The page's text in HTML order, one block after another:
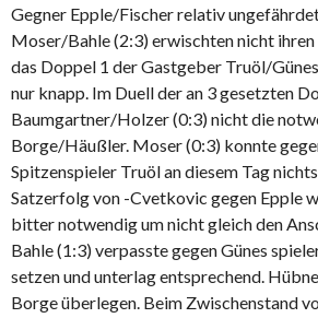
Gegner Epple/Fischer relativ
Moser/Bahle (2:3) erwischten nicht ihren
das Doppel 1 der Gastgeber Truöl/
nur knapp. Im Duell der an 3 gesetzten
Baumgartner/Holzer (0:3) nicht die
Borge/Häußler. Moser (0:3) konnte
Spitzenspieler Truöl an diesem Tag
Satzerfolg von -Cvetkovic gegen Epple
bitter notwendig um nicht gleich den
Bahle (1:3) verpasste gegen Günes
setzen und unterlag entsprechend.
Borge überlegen. Beim Zwischenstand